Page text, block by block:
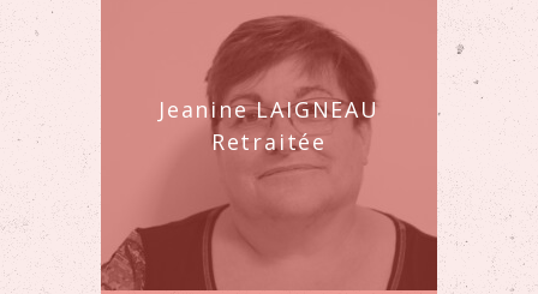
Jeanine LAIGNEAU
Retraitée